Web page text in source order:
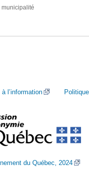
l’information
du Québec, 2024